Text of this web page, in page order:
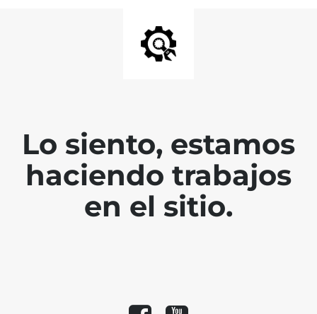
Lo siento, estamos
haciendo trabajos
en el sitio.